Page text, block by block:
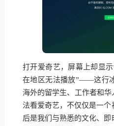
打开爱奇艺，屏幕上却显
在地区无法播放”——这行
海外的留学生、工作者和
法看爱奇艺，不仅仅是一
后是我们与熟悉的文化、